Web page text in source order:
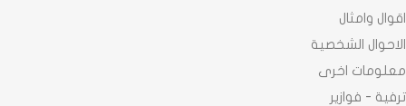
اقوال وامثال
الاحوال الشخصية
معلومات اخرى
ترفية - فوازير